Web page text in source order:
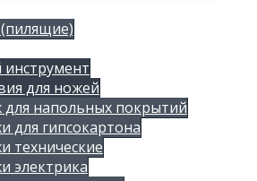
для ножей
напольных покрытий
для гипсокартона
технические
электрика